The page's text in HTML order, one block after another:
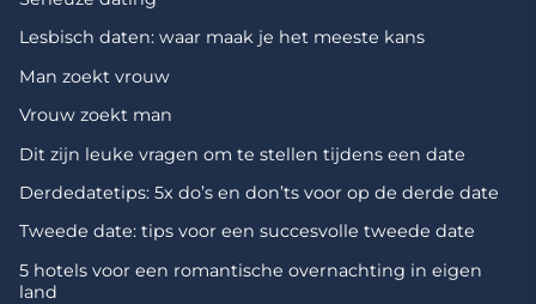
Lesbisch daten: waar maak je het meeste kans
Man zoekt vrouw
Vrouw zoekt man
Dit zijn leuke vragen om te stellen tijdens een date
Derdedatetips: 5x do’s en don’ts voor op de derde date
Tweede date: tips voor een succesvolle tweede date
5 hotels voor een romantische overnachting in eigen
land